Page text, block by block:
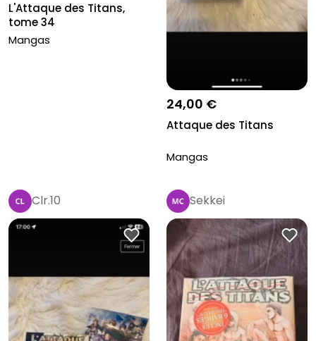
L'Attaque des Titans,
tome 34
Mangas
24,00 €
Attaque des Titans
Mangas
Clr.10 Sekkei